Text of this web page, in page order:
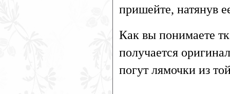
пришейте, натянув
Как вы понимаете
получается
погут лямочки из